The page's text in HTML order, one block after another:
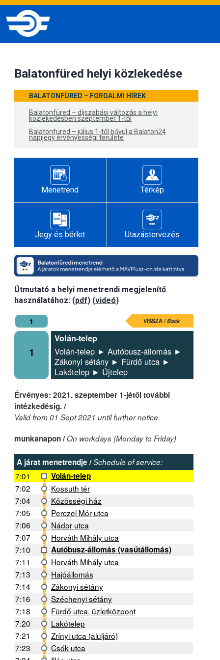
Balatonfüred helyi közlekedése
BALATONFÜRED – FORGALMI HÍREK
Balatonfüred – díjszabási változás a helyi
közlekedésben szeptember 1-től
Balatonfüred – július 1-től bővül a Balaton24
napijegy érvényességi területe
Menetrend Térkép
Jegy és bérlet Utazástervezés
Útmutató a helyi menetrendi megjelenítő
használatához: (pdf) (videó)
1 VISSZA /Back
1
Volán-telep
Volán-telep ► Autóbusz-állomás ►
Zákonyi sétány ► Fürdő utca ►
Lakótelep ► Újtelep
Érvényes: 2021. szeptember 1-jétől további
intézkedésig. /
Valid from 01 Sept 2021 until further notice.
munkanapon /On workdays (Monday to Friday)
A járat menetrendje /Schedule of service:
7:01
Volán-telep
7:02
Kossuth tér
7:04
Közösségi ház
7:05
Perczel Mór utca
7:06
Nádor utca
7:07
Horváth Mihály utca
7:10
Autóbusz-állomás (vasútállomás)
7:11
Horváth Mihály utca
7:13
Hajóállomás
7:14
Zákonyi sétány
7:16
Széchenyi sétány
7:18
Fürdő utca, üzletközpont
7:20
Lakótelep
7:21
Zrínyi utca (aluljáró)
7:23
Csók utca